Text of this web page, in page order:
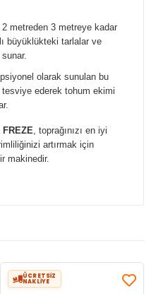
2 metreden 3 metreye kadar
büyüklükteki tarlalar ve
olarak sunulan bu
ederek tohum ekimi
FREZE, toprağınızı en iyi
artırmak için
makinedir.
ÜCRETSİZ
NAKLİYE